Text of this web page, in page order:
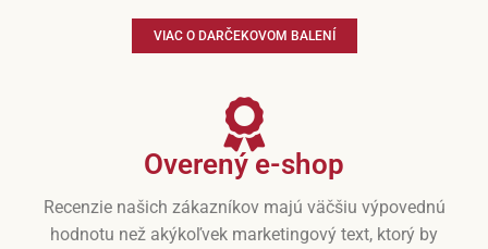
VIAC O DARČEKOVOM BALENÍ
Overený e-shop
Recenzie našich zákazníkov majú väčšiu výpovednú
hodnotu než akýkoľvek marketingový text, ktorý by